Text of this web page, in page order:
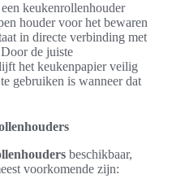
keukenrollenhouder
houder voor het bewaren
in directe verbinding met
de juiste
het keukenpapier veilig
gebruiken is wanneer dat
beschikbaar,
voorkomende zijn: